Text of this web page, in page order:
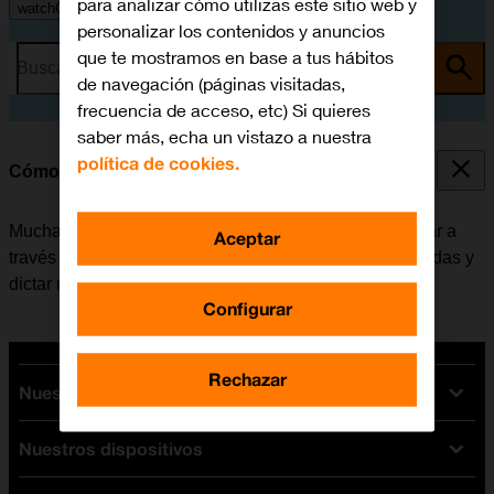
watchOS 9
Busca por problema o tema
Cómo seleccionar los ajustes de Siri
Muchas funciones del Apple Watch se pueden controlar a
través de la voz. Se puede, por ejemplo, realizar llamadas y
dictar mensajes.
Nuestras tarifas
Tarifas Orange
Tarifas fibra y móvil
Nuestros dispositivos
personalizar los contenidos y anuncios
que te mostramos en base a tus hábitos
de navegación (páginas visitadas,
frecuencia de acceso, etc) Si quieres
saber más, echa un vistazo a nuestra
política de cookies.
Configurar
Rechazar
Aceptar